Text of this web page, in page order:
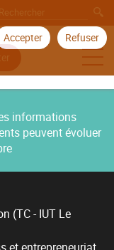
Accepter Refuser
informations
peuvent évoluer
(TC - IUT Le